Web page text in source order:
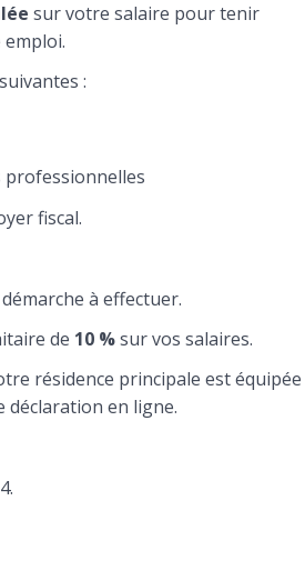
sur votre salaire pour tenir
:
professionnelles
fiscal.
à effectuer.
de 10 %sur vos salaires.
résidence principale est équipée
déclaration en ligne.